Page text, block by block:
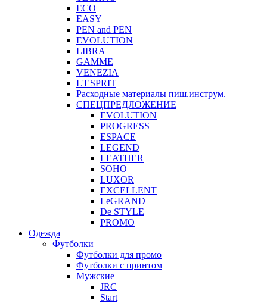
ECO
EASY
PEN and PEN
EVOLUTION
LIBRA
GAMME
VENEZIA
L'ESPRIT
Расходные материалы пиш.инструм.
СПЕЦПРЕДЛОЖЕНИЕ
EVOLUTION
PROGRESS
ESPACE
LEGEND
LEATHER
SOHO
LUXOR
EXCELLENT
LeGRAND
De STYLE
PROMO
Одежда
Футболки
Футболки для промо
Футболки с принтом
Мужские
JRC
Start